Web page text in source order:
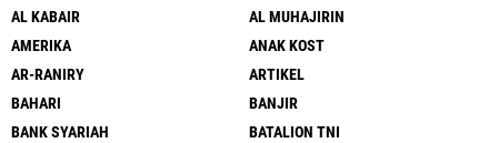
AL KABAIR
AL MUHAJIRIN
AMERIKA
ANAK KOST
AR-RANIRY
ARTIKEL
BAHARI
BANJIR
BANK SYARIAH
BATALION TNI